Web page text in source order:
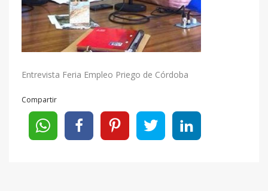
Entrevista Feria Empleo Priego de Córdoba
Compartir